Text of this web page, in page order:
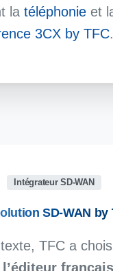
la téléphonie et
3CX by TFC.
Intégrateur SD-WAN
SD-WAN by
TFC a